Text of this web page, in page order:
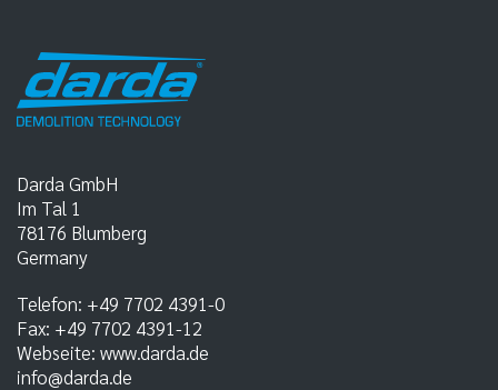
Darda GmbH
Im Tal 1
78176 Blumberg
Germany
Telefon: +49 7702 4391-0
Fax: +49 7702 4391-12
Webseite: www.darda.de
info@darda.de